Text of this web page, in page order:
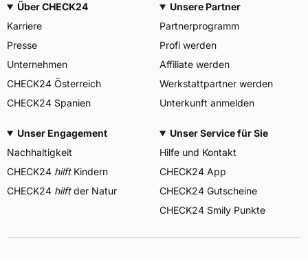
Über CHECK24
Karriere
Presse
Unternehmen
CHECK24 Österreich
CHECK24 Spanien
Unsere Partner
Partnerprogramm
Profi werden
Affiliate werden
Werkstattpartner werden
Unterkunft anmelden
Unser Engagement
Nachhaltigkeit
CHECK24 hilftKindern
CHECK24 hilftder Natur
Unser Service für Sie
Hilfe und Kontakt
CHECK24 App
CHECK24 Gutscheine
CHECK24 Smily Punkte